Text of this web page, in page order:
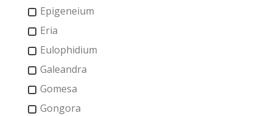
Epigeneium
Eria
Eulophidium
Galeandra
Gomesa
Gongora